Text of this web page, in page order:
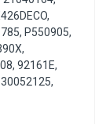
,
, P550905,
,
, 92161E,
,